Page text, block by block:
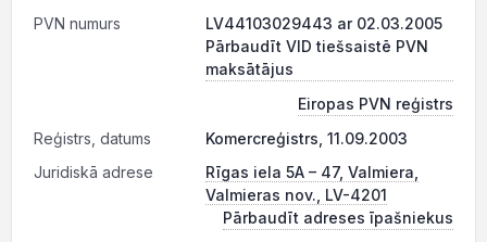
PVN numurs
LV44103029443 ar 02.03.2005
Pārbaudīt VID tiešsaistē PVN
maksātājus
Eiropas PVN reģistrs
Reģistrs, datums
Komercreģistrs, 11.09.2003
Juridiskā adrese
Rīgas iela 5A – 47, Valmiera,
Valmieras nov., LV-4201
Pārbaudīt adreses īpašniekus